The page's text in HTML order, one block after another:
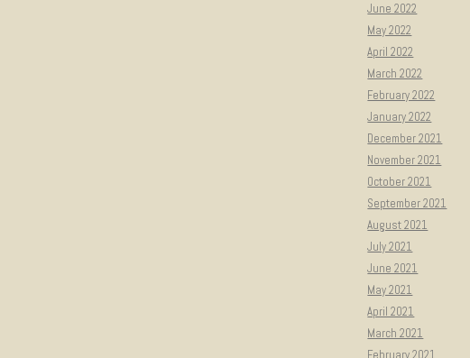
June 2022
May 2022
April 2022
March 2022
February 2022
January 2022
December 2021
November 2021
October 2021
September 2021
August 2021
July 2021
June 2021
May 2021
April 2021
March 2021
February 2021